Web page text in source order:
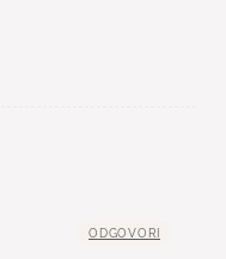
ODGOVORI